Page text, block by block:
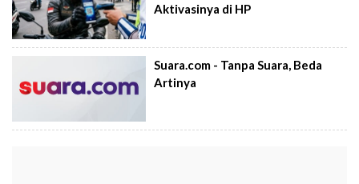
Aktivasinya di HP
Suara.com - Tanpa Suara, Beda
Artinya